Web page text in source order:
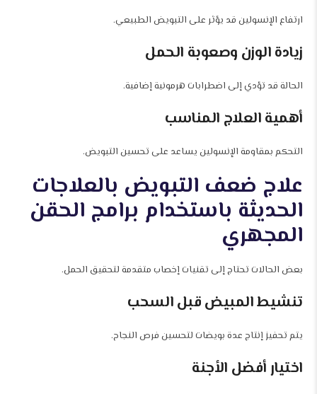
ارتفاع الإنسولين قد يؤثر على التبويض الطبيعي.
زيادة الوزن وصعوبة الحمل
الحالة قد تؤدي إلى اضطرابات هرمونية إضافية.
أهمية العلاج المناسب
التحكم بمقاومة الإنسولين يساعد على تحسين التبويض.
علاج ضعف التبويض بالعلاجات
الحديثة باستخدام برامج الحقن
المجهري
بعض الحالات تحتاج إلى تقنيات إخصاب متقدمة لتحقيق الحمل.
تنشيط المبيض قبل السحب
يتم تحفيز إنتاج عدة بويضات لتحسين فرص النجاح.
اختيار أفضل الأجنة